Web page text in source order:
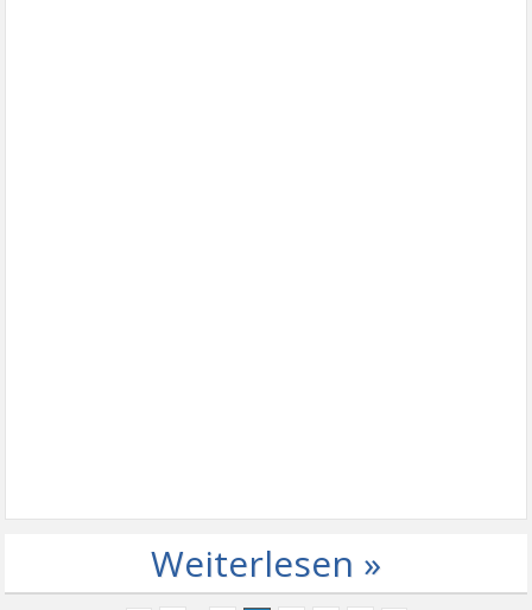
Weiterlesen »